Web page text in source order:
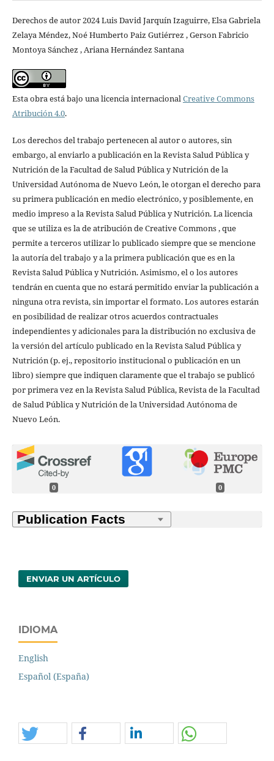
Derechos de autor 2024 Luis David Jarquín Izaguirre, Elsa Gabriela
Zelaya Méndez, Noé Humberto Paiz Gutiérrez , Gerson Fabricio
Montoya Sánchez , Ariana Hernández Santana
Esta obra está bajo una licencia internacionalCreative Commons
Atribución 4.0.
Los derechos del trabajo pertenecen al autor o autores, sin
embargo, al enviarlo a publicación en la Revista Salud Pública y
Nutrición de la Facultad de Salud Pública y Nutrición de la
Universidad Autónoma de Nuevo León, le otorgan el derecho para
su primera publicación en medio electrónico, y posiblemente, en
medio impreso a la Revista Salud Pública y Nutrición. La licencia
que se utiliza es la de atribución de Creative Commons , que
permite a terceros utilizar lo publicado siempre que se mencione
la autoría del trabajo y a la primera publicación que es en la
Revista Salud Pública y Nutrición. Asimismo, el o los autores
tendrán en cuenta que no estará permitido enviar la publicación a
ninguna otra revista, sin importar el formato. Los autores estarán
en posibilidad de realizar otros acuerdos contractuales
independientes y adicionales para la distribución no exclusiva de
la versión del artículo publicado en la Revista Salud Pública y
Nutrición (p. ej., repositorio institucional o publicación en un
libro) siempre que indiquen claramente que el trabajo se publicó
por primera vez en la Revista Salud Pública, Revista de la Facultad
de Salud Pública y Nutrición de la Universidad Autónoma de
Nuevo León.
0 0
ENVIAR UN ARTÍCULO
IDIOMA
English
Español (España)